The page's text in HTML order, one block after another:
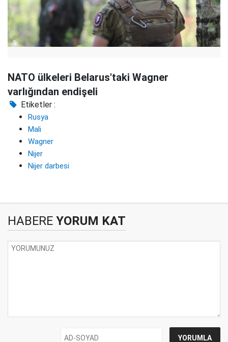
NATO ülkeleri Belarus'taki Wagner
varlığından endişeli
Etiketler :
Rusya
Mali
Wagner
Nijer
Nijer darbesi
HABERE YORUM KAT